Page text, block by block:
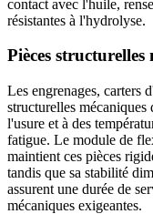
contact avec l'huile,
résistantes à l'hydrolyse.
Pièces structurelles
Les engrenages, carters
structurelles mécaniques
l'usure et à des
fatigue. Le module de
maintient ces pièces
tandis que sa stabilité
assurent une durée de
mécaniques exigeantes.